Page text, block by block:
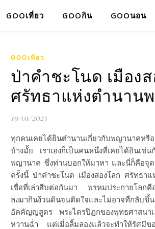
GOOเที่ยว GOOกิน GOOนอน
GOOเที่ยว
ป่าคำชะโนด เมือง
ศรัทธาแห่งตำนาน
19/01/2023
ทุกคนเคยได้ยินตำนานเกี่ยวกับพญานาคหรื
บ้างมั้ย เราเองก็เป็นคนหนึ่งที่เคยได้ยินเช่
พญานาค ซึ่งท่านบอกให้มาหา และนี่ก็คือจุด
ครั้งนี้ ป่าคำชะโนด เมืองสองโลก ศรัทธา
เชื่อที่เล่าสืบต่อกันมา พรหมประกายโลกคื
ลงมากินง้วนดินจนติดใจและไม่อาจที่ก
อัคคัญญสูตร พระไตรปิฎกของพุทธศาสนา
หวานฉ่ำ แต่เมื่อลิ้มลองแล้วจะทำให้รัศมีข